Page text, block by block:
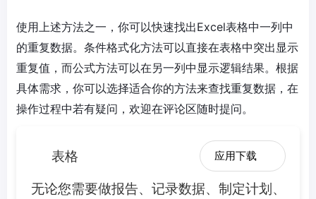
使用上述方法之一，你可以快速找出Excel表格中一列中
的重复数据。条件格式化方法可以直接在表格中突出显示
重复值，而公式方法可以在另一列中显示逻辑结果。根据
具体需求，你可以选择适合你的方法来查找重复数据，在
操作过程中若有疑问，欢迎在评论区随时提问。
表格 应用下载
无论您需要做报告、记录数据、制定计划、